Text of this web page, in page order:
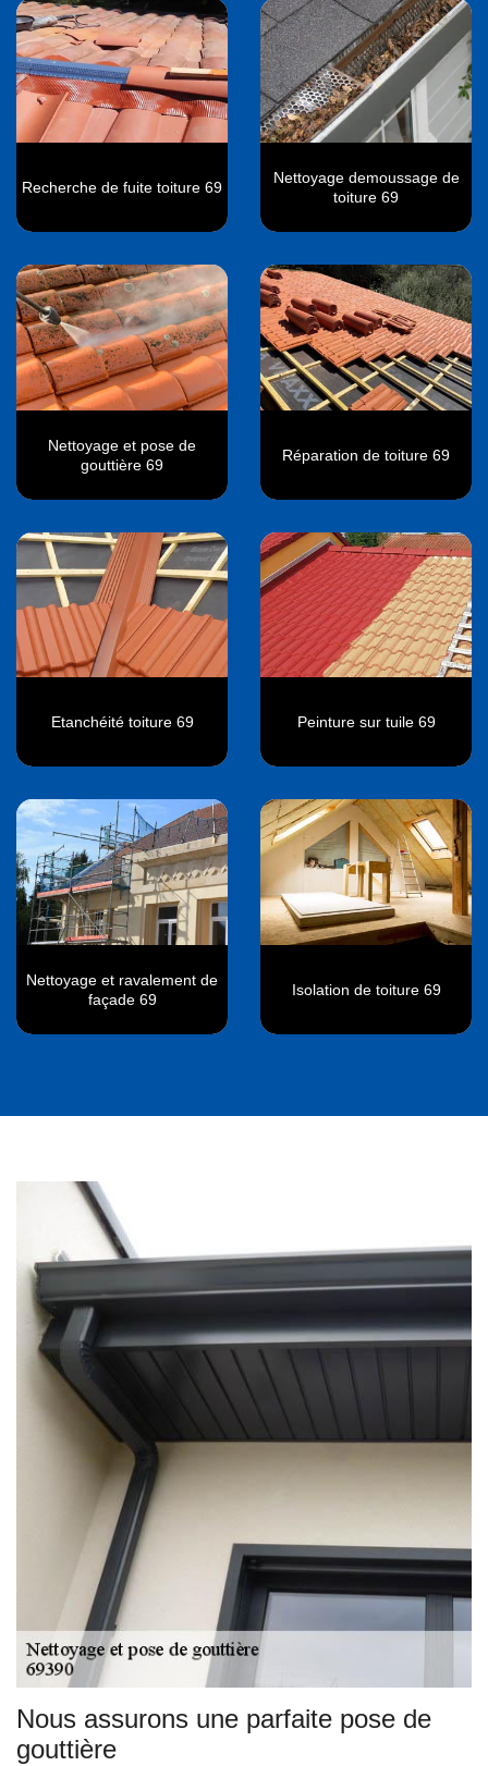
Recherche de fuite toiture 69
Nettoyage demoussage de
toiture 69
Nettoyage et pose de
gouttière 69
Réparation de toiture 69
Etanchéité toiture 69 Peinture sur tuile 69
Nettoyage et ravalement de
façade 69
Isolation de toiture 69
Nous assurons une parfaite pose de
gouttière